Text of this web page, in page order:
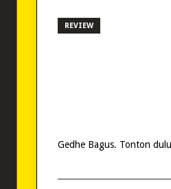
REVIEW
Gedhe Bagus. Tonton